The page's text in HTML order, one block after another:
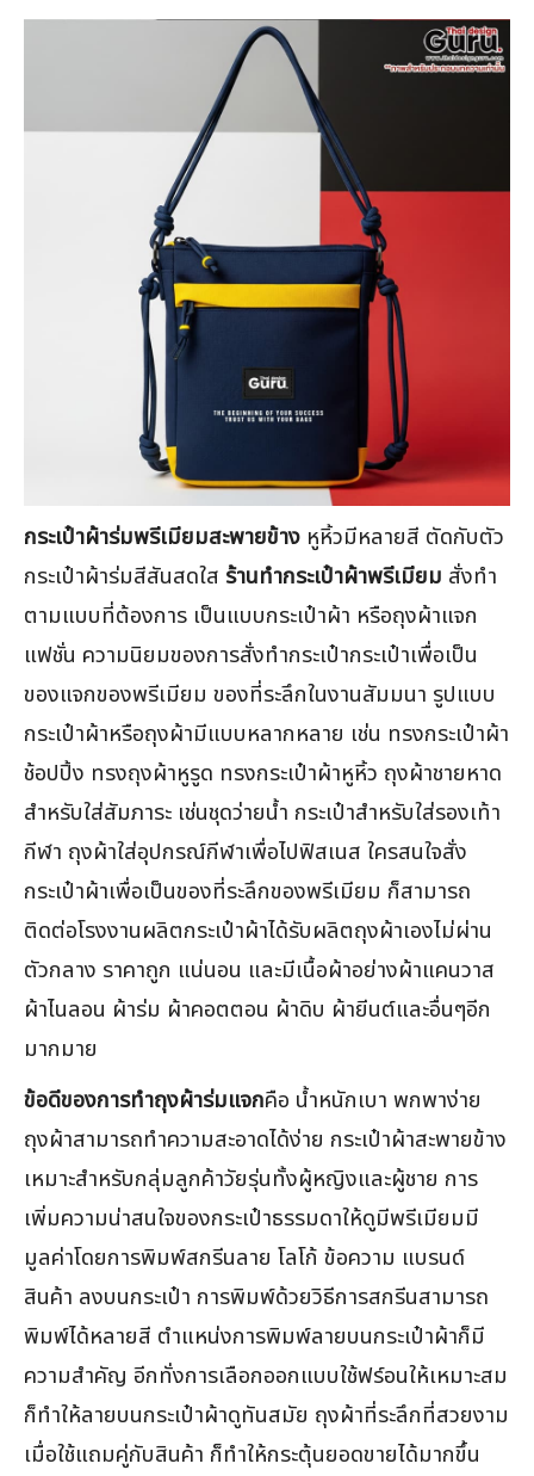
กระเป๋าผ้าร่มพรีเมียมสะพายข้าง หูหิ้วมีหลายสี ตัดกับตัว
กระเป๋าผ้าร่มสีสันสดใส ร้านทำกระเป๋าผ้าพรีเมียม สั่งทำ
ตามแบบที่ต้องการ เป็นแบบกระเป๋าผ้า หรือถุงผ้าแจก
แฟชั่น ความนิยมของการสั่งทำกระเป๋ากระเป๋าเพื่อเป็น
ของแจกของพรีเมียม ของที่ระลึกในงานสัมมนา รูปแบบ
กระเป๋าผ้าหรือถุงผ้ามีแบบหลากหลาย เช่น ทรงกระเป๋าผ้า
ช้อปปิ้ง ทรงถุงผ้าหูรูด ทรงกระเป๋าผ้าหูหิ้ว ถุงผ้าชายหาด
สำหรับใส่สัมภาระ เช่นชุดว่ายน้ำ กระเป๋าสำหรับใส่รองเท้า
กีฬา ถุงผ้าใส่อุปกรณ์กีฬาเพื่อไปฟิสเนส ใครสนใจสั่ง
กระเป๋าผ้าเพื่อเป็นของที่ระลึกของพรีเมียม ก็สามารถ
ติดต่อโรงงานผลิตกระเป๋าผ้าได้รับผลิตถุงผ้าเองไม่ผ่าน
ตัวกลาง ราคาถูก แน่นอน และมีเนื้อผ้าอย่างผ้าแคนวาส
ผ้าไนลอน ผ้าร่ม ผ้าคอตตอน ผ้าดิบ ผ้ายีนต์และอื่นๆอีก
มากมาย
ข้อดีของการทำถุงผ้าร่มแจกคือ น้ำหนักเบา พกพาง่าย
ถุงผ้าสามารถทำความสะอาดได้ง่าย กระเป๋าผ้าสะพายข้าง
เหมาะสำหรับกลุ่มลูกค้าวัยรุ่นทั้งผู้หญิงและผู้ชาย การ
เพิ่มความน่าสนใจของกระเป๋าธรรมดาให้ดูมีพรีเมียมมี
มูลค่าโดยการพิมพ์สกรีนลาย โลโก้ ข้อความ แบรนด์
สินค้า ลงบนกระเป๋า การพิมพ์ด้วยวิธีการสกรีนสามารถ
พิมพ์ได้หลายสี ตำแหน่งการพิมพ์ลายบนกระเป๋าผ้าก็มี
ความสำคัญ อีกทั่งการเลือกออกแบบใช้ฟร์อนให้เหมาะสม
ก็ทำให้ลายบนกระเป๋าผ้าดูทันสมัย ถุงผ้าที่ระลึกที่สวยงาม
เมื่อใช้แถมคู่กับสินค้า ก็ทำให้กระตุ้นยอดขายได้มากขึ้น